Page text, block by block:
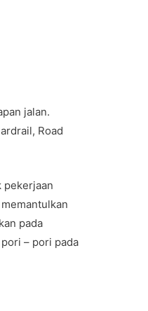
jalan.
Road
pekerjaan
pada
– pori pada